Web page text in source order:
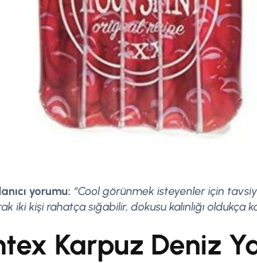
yorumu: “Cool görünmek isteyenler için
iki kişi rahatça sığabilir, dokusu kalınlığı oldukça
Karpuz Deniz